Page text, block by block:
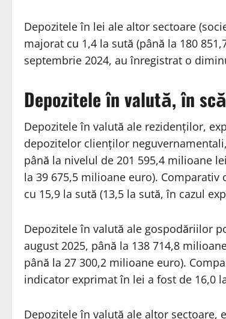
Depozitele în lei ale altor sectoare
majorat cu 1,4 la sută (până la 180
septembrie 2024, au înregistrat o
Depozitele în valută, în
Depozitele în valută ale rezidenților,
depozitelor clienților
până la nivelul de 201 595,4 milioane
la 39 675,5 milioane euro).
cu 15,9 la sută (13,5 la sută, în cazul
Depozitele în valută ale gospodăriilor
august 2025, până la 138 714,8
până la 27 300,2 milioane euro).
indicator exprimat în lei a fost de 16,0
Depozitele în valută ale altor